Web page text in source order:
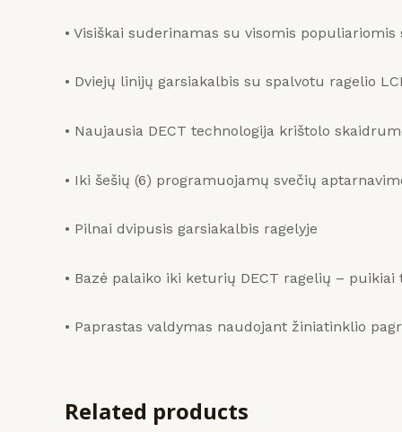
• Visiškai suderinamas su visomis
• Dviejų linijų garsiakalbis su spalvotu ragelio
• Naujausia DECT technologija krištolo
• Iki šešių (6) programuojamų svečių
• Pilnai dvipusis garsiakalbis ragelyje
• Bazė palaiko iki keturių DECT ragelių –
• Paprastas valdymas naudojant žiniatinklio
Related products